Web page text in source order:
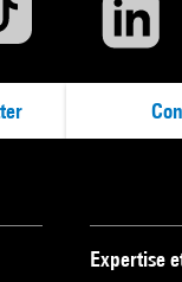
Expertise